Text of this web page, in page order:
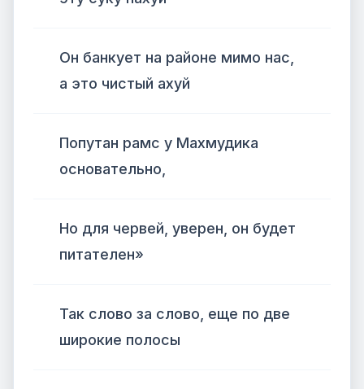
Он банкует на районе мимо нас,
а это чистый ахуй
Попутан рамс у Махмудика
основательно,
Но для червей, уверен, он будет
питателен»
Так слово за слово, еще по две
широкие полосы